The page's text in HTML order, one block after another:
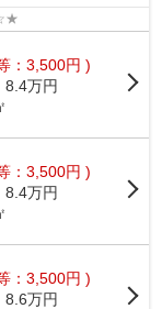
：3,500円 )
8.4万円
：3,500円 )
8.4万円
：3,500円 )
8.6万円